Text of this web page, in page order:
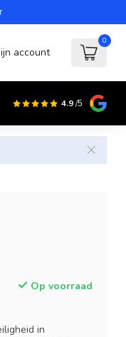
account
0
4.9/5
Op voorraad
in